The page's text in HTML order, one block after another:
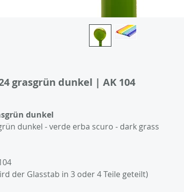
grasgrün dunkel | AK 104
dunkel
dunkel - verde erba scuro - dark grass
der Glasstab in 3 oder 4 Teile geteilt)